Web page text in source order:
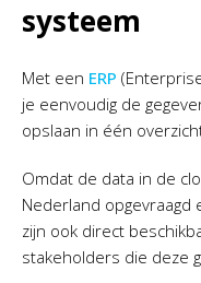
systeem
Met een ERP
je eenvoudig de
opslaan in één
Omdat de data in de
Nederland opgevraagd
zijn ook direct
stakeholders die deze